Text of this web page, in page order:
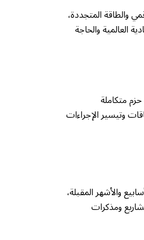
والطاقة المتجددة،
العالمية والحاجة
متكاملة
وتيسير الإجراءات
والأشهر المقبلة،
ومذكرات